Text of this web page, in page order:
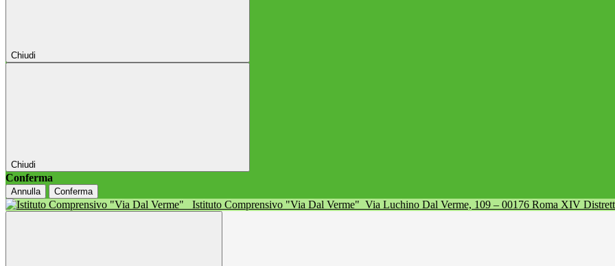
Chiudi
Chiudi
Conferma
Annulla Conferma
Istituto Comprensivo "Via Dal Verme" Via Luchino Dal Verme, 109 – 00176 Roma XIV